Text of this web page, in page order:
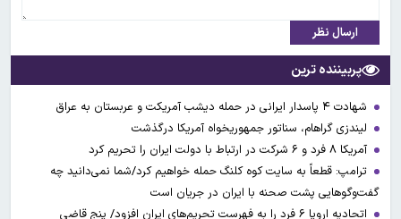
ارسال نظر
پربیننده ترین
شهادت ۴ پاسدار ایرانی در حمله دیشب آمریکت و عربستان به عراق
لیندزی گراهام، سناتور جمهوریخواه آمریکا درگذشت
آمریکا ۸ فرد و ۶ شرکت در ارتباط با دولت ایران را تحریم کرد
ترامپ: قطعاً به سایت کوه کلنگ حمله خواهیم کرد/شما نمی‌دانید چه
گفت‌وگوهایی پشت صحنه با ایران در جریان است
اتحادیه اروپا ۶ فرد را به فهرست تحریم‌های ایران افزود/ پنج قاضی